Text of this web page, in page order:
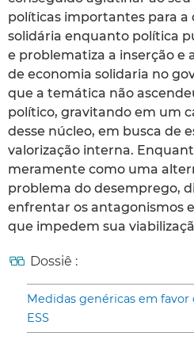
políticas importantes para a
solidária enquanto política
e problematiza a inserção e
de economia solidaria no
que a temática não
político, gravitando em um
desse núcleo, em busca de
valorização interna.
meramente como uma
problema do desemprego,
enfrentar os antagonismos
que impedem sua
Dossiê :
Medidas genéricas em
ESS